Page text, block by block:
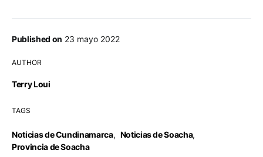
Published on 23 mayo 2022
AUTHOR
Terry Loui
TAGS
Noticias de Cundinamarca, Noticias de Soacha,
Provincia de Soacha